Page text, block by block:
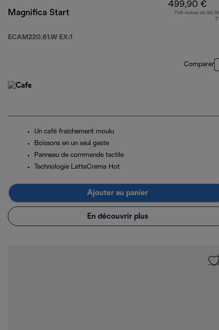
Magnifica Start
ECAM220.61.W EX:1
499,90 €
TVA incluse de
Comparer
Un café fraîchement moulu
Boissons en un seul geste
Panneau de commande tactile
Technologie LatteCrema Hot
Ajouter au panier
En découvrir plus